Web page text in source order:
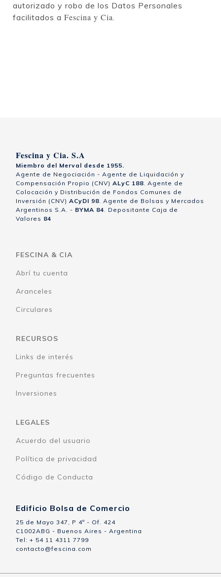
autorizado y robo de los Datos Personales
facilitados a Fescina y Cia.
Fescina y Cia. S.A
Miembro del Merval desde 1955.
Agente de Negociación - Agente de Liquidación y
Compensación Propio (CNV) ALyC 188. Agente de
Colocación y Distribución de Fondos Comunes de
Inversión (CNV) ACyDI 98. Agente de Bolsas y Mercados
Argentinos S.A. - BYMA 84. Depositante Caja de
Valores 84
FESCINA & CIA
Abrí tu cuenta
Aranceles
Circulares
RECURSOS
Links de interés
Preguntas frecuentes
Inversiones
LEGALES
Acuerdo del usuario
Política de privacidad
Código de Conducta
Edificio Bolsa de Comercio
25 de Mayo 347, P 4º - Of. 424
C1002ABG - Buenos Aires - Argentina
Tel: + 54 11 4311 7799
contacto@fescina.com